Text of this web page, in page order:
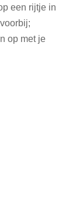
een rijtje in
op met je